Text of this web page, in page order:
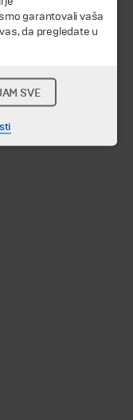
garantovali vaša
da pregledate u
SVE